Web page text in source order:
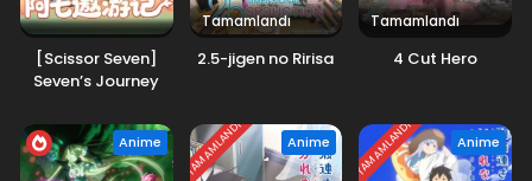
[Scissor Seven]
Seven’s Journey
Tamamlandı
2.5-jigen no Ririsa
Tamamlandı
4 Cut Hero
Anime TAMAMLANDI Anime TAMAMLANDI Anime